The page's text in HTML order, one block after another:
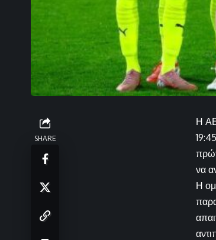
SHARE
Η
να
Η